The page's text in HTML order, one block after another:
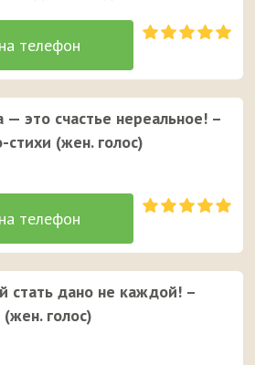
— это счастье нереальное! –
стихи (жен. голос)
стать дано не каждой! –
(жен. голос)